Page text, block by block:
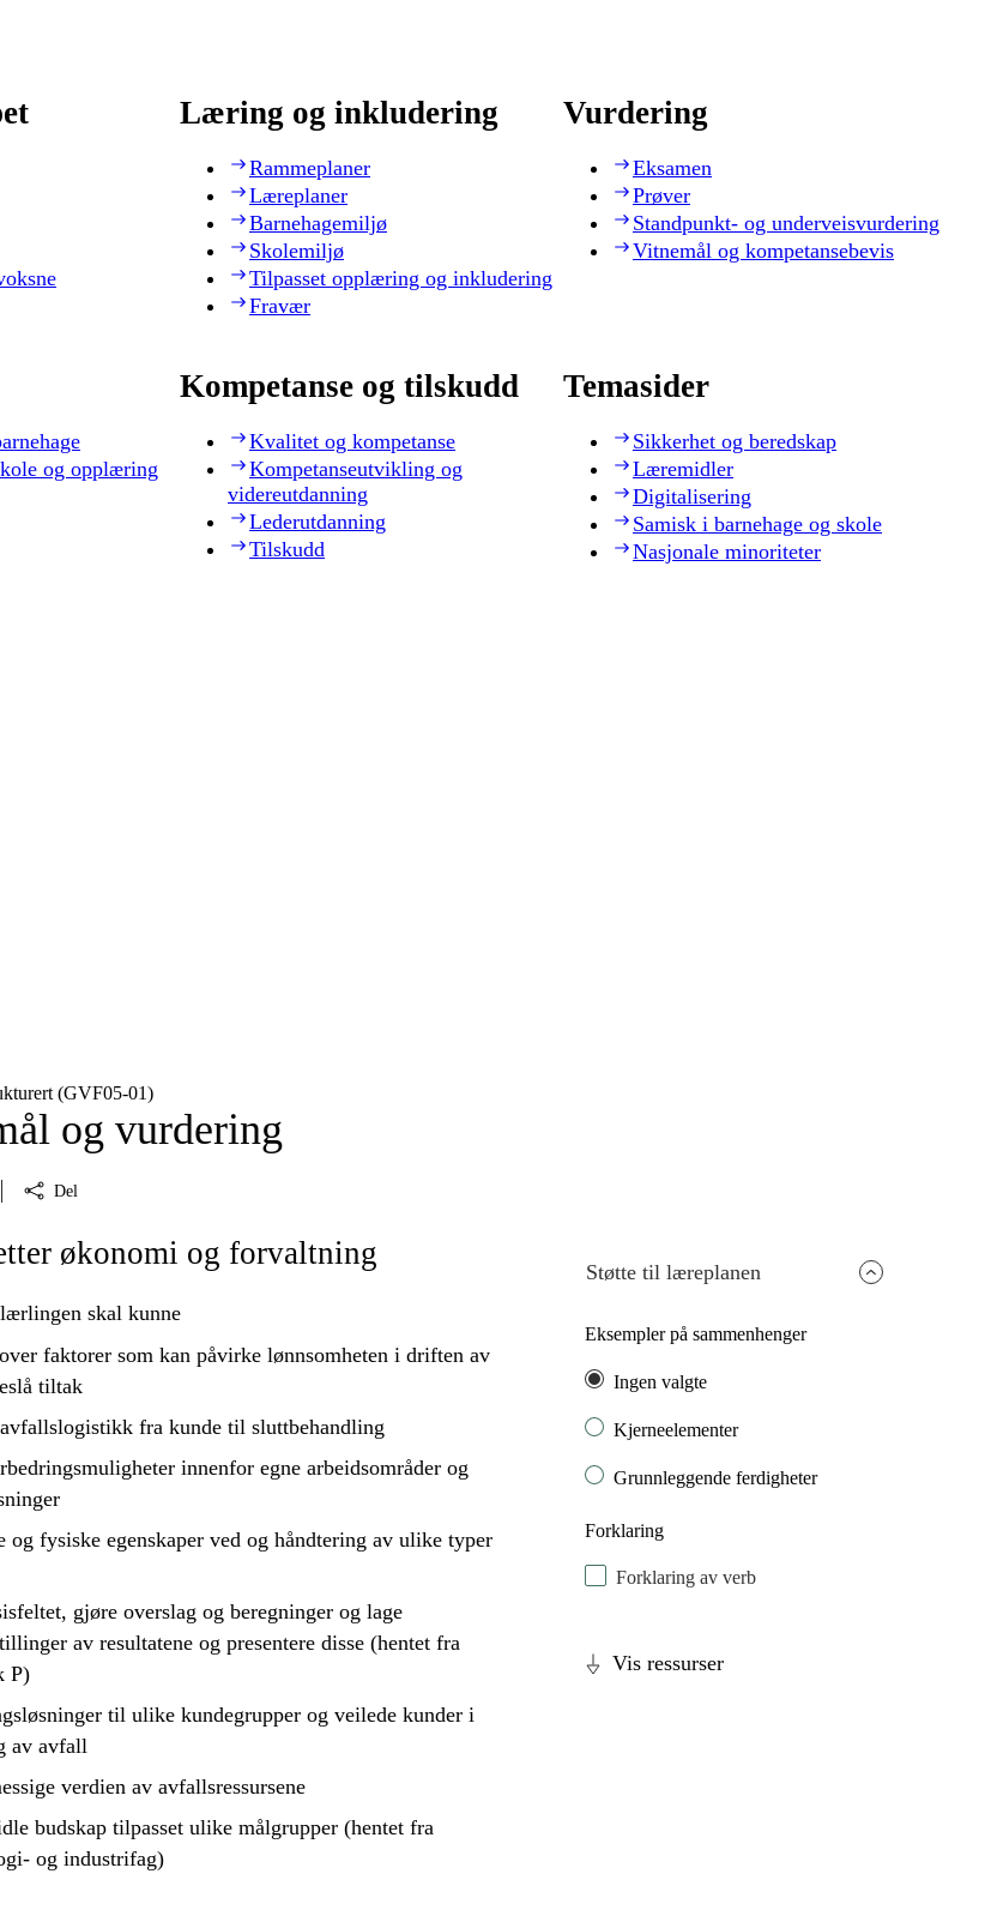
Læring og inkludering
Rammeplaner
Læreplaner
Barnehagemiljø
Skolemiljø
Tilpasset opplæring og inkludering
Fravær
Vurdering
Eksamen
Prøver
Standpunkt- og underveisvurdering
Vitnemål og kompetansebevis
og opplæring
Kompetanse og tilskudd
Kvalitet og kompetanse
Kompetanseutvikling og
videreutdanning
Lederutdanning
Tilskudd
Temasider
Sikkerhet og beredskap
Læremidler
Digitalisering
Samisk i barnehage og skole
Nasjonale minoriteter
(GVF05‑01)
og vurdering
Del
Støtte til læreplanen
Eksempler på sammenhenger
Ingen valgte
Kjerneelementer
Grunnleggende ferdigheter
Forklaring
Forklaring av verb
Vis ressurser
økonomi og forvaltning
skal kunne
faktorer som kan påvirke lønnsomheten i driften av
tiltak
fra kunde til sluttbehandling
innenfor egne arbeidsområder og
fysiske egenskaper ved og håndtering av ulike typer
gjøre overslag og beregninger og lage
av resultatene og presenteredisse (hentet fra
P)
til ulike kundegrupper og veilede kunder i
av avfall
verdien av avfallsressursene
budskap tilpasset ulike målgrupper (hentet fra
og industrifag)